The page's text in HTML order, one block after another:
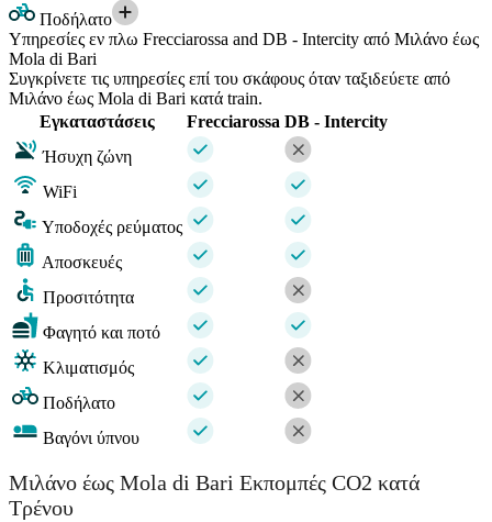
Ποδήλατο
Υπηρεσίες εν πλω Frecciarossa and DB - Intercity από Μιλάνο έως
Mola di Bari
Συγκρίνετε τις υπηρεσίες επί του σκάφους όταν ταξιδεύετε από
Μιλάνο έως Mola di Bari κατά train.
Εγκαταστάσεις
Frecciarossa DB - Intercity
Ήσυχη ζώνη
WiFi
Υποδοχές ρεύματος
Αποσκευές
Προσιτότητα
Φαγητό και ποτό
Κλιματισμός
Ποδήλατο
Βαγόνι ύπνου
Μιλάνο έως Mola di Bari Εκπομπές CO2 κατά
Τρένου